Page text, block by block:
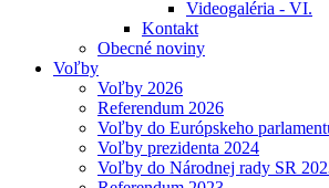
Videogaléria - VI.
Kontakt
Obecné noviny
Voľby
Voľby 2026
Referendum 2026
Voľby do Európskeho
Voľby prezidenta 2024
Voľby do Národnej rady SR